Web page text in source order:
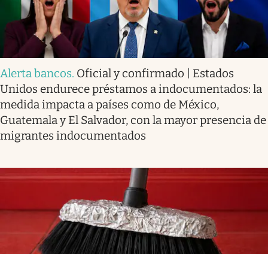
Alerta bancos. Oficial y confirmado | Estados
Unidos endurece préstamos a indocumentados: la
medida impacta a países como de México,
Guatemala y El Salvador, con la mayor presencia de
migrantes indocumentados